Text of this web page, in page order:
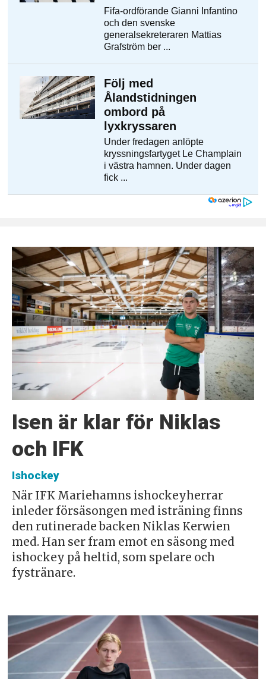
Isen är klar för Niklas
och IFK
Ishockey
När IFK Mariehamns ishockeyherrar
inleder försäsongen med isträning finns
den rutinerade backen Niklas Kerwien
med. Han ser fram emot en säsong med
ishockey på heltid, som spelare och
fystränare.